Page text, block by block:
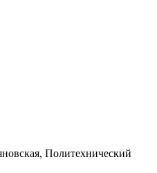
Политехнический